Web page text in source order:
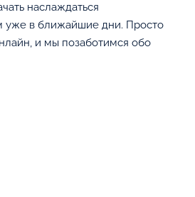
наслаждаться
уже в ближайшие дни. Просто
и мы позаботимся обо